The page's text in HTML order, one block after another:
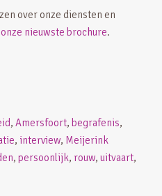
over onze diensten en
nieuwste brochure.
, Amersfoort, begrafenis,
, interview, Meijerink
, persoonlijk, rouw, uitvaart,